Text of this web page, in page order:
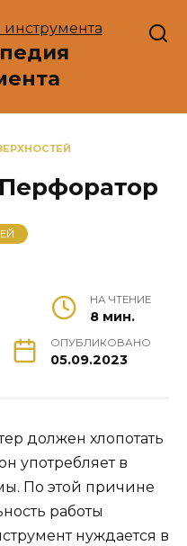
НА ЧТЕНИЕ
8 мин.
ОПУБЛИКОВАНО
05.09.2023
должен хлопотать
употребляет в
По этой причине
работы
нуждается в